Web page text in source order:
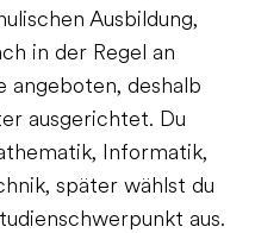
Ausbildung,
in der Regel an
angeboten, deshalb
ausgerichtet. Du
Informatik,
später wählst du
aus.